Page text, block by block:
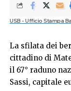
USB - Ufficio Stampa
La sfilata dei
cittadino di
il 67° raduno
Sassi, capitale